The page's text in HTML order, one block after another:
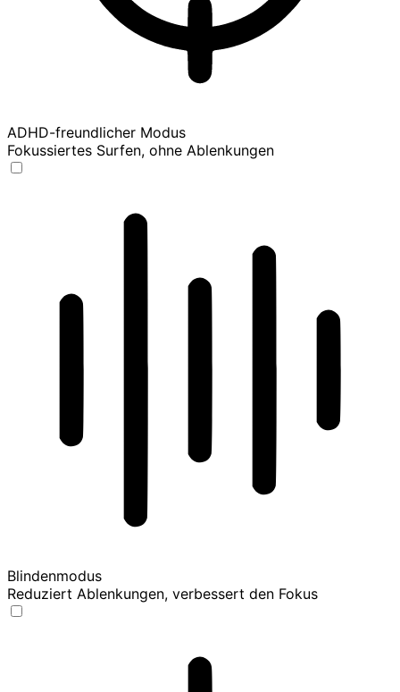
ADHD-freundlicher Modus
Fokussiertes Surfen, ohne Ablenkungen
Blindenmodus
Reduziert Ablenkungen, verbessert den Fokus